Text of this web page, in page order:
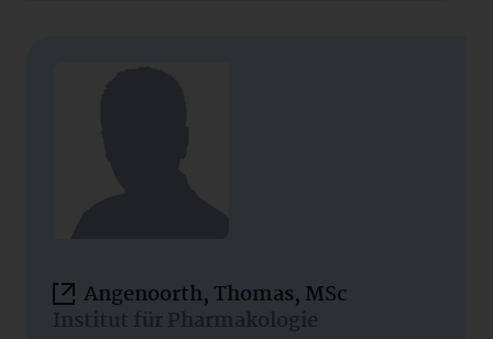
Angenoorth, Thomas, MSc
Institut für Pharmakologie